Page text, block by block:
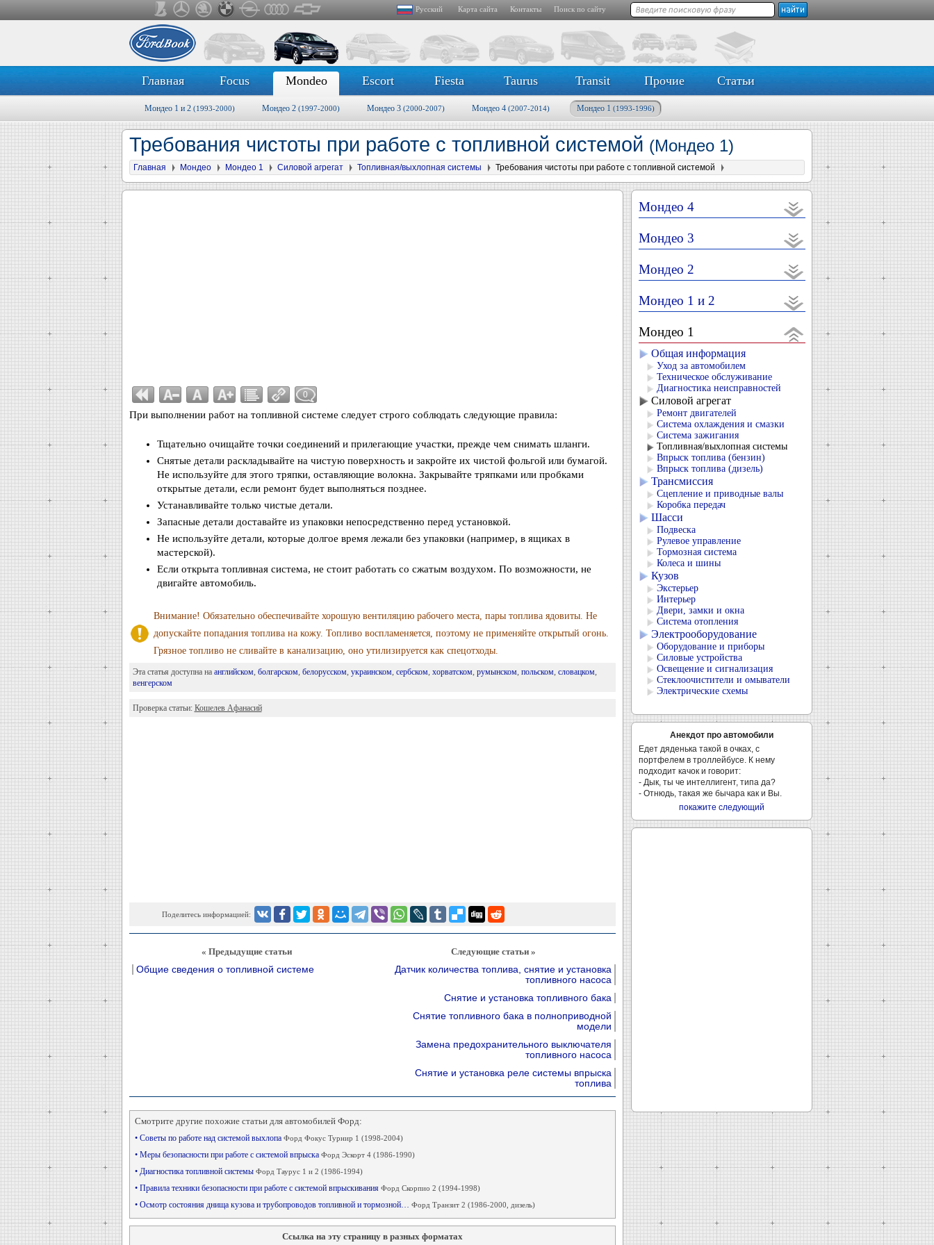
Русский Карта сайта Контакты Поиск по сайту
Главная Focus Mondeo Escort Fiesta Taurus Transit Прочие Статьи
Мондео 1 и 2 (1993-2000) Мондео 2 (1997-2000) Мондео 3 (2000-2007) Мондео 4 (2007-2014) Мондео 1 (1993-1996)
Требования чистоты при работе с топливной системой (Мондео 1)
Главная Мондео Мондео 1 Силовой агрегат Топливная/выхлопная системы Требования чистоты при работе с топливной системой
0
При выполнении работ на топливной системе следует строго соблюдать следующие правила:
Тщательно очищайте точки соединений и прилегающие участки, прежде чем снимать шланги.
Снятые детали раскладывайте на чистую поверхность и закройте их чистой фольгой или бумагой.
Не используйте для этого тряпки, оставляющие волокна. Закрывайте тряпками или пробками
открытые детали, если ремонт будет выполняться позднее.
Устанавливайте только чистые детали.
Запасные детали доставайте из упаковки непосредственно перед установкой.
Не используйте детали, которые долгое время лежали без упаковки (например, в ящиках в
мастерской).
Если открыта топливная система, не стоит работать со сжатым воздухом. По возможности, не
двигайте автомобиль.
Внимание! Обязательно обеспечивайте хорошую вентиляцию рабочего места, пары топлива ядовиты. Не
допускайте попадания топлива на кожу. Топливо воспламеняется, поэтому не применяйте открытый огонь.
Грязное топливо не сливайте в канализацию, оно утилизируется как спецотходы.
Эта статья доступна на английском, болгарском, белорусском, украинском, сербском, хорватском, румынском, польском, словацком,
венгерском
Проверка статьи: Кошелев Афанасий
Поделитесь информацией:
« Предыдущие статьи
Общие сведения о топливной системе
Следующие статьи »
Датчик количества топлива, снятие и установка
топливного насоса
Снятие и установка топливного бака
Снятие топливного бака в полноприводной
модели
Замена предохранительного выключателя
топливного насоса
Снятие и установка реле системы впрыска
топлива
Смотрите другие похожие статьи для автомобилей Форд:
• Советы по работе над системой выхлопа Форд Фокус Турнир 1 (1998-2004)
• Меры безопасности при работе с системой впрыска Форд Эскорт 4 (1986-1990)
• Диагностика топливной системы Форд Таурус 1 и 2 (1986-1994)
• Правила техники безопасности при работе с системой впрыскивания Форд Скорпио 2 (1994-1998)
• Осмотр состояния днища кузова и трубопроводов топливной и тормозной… Форд Транзит 2 (1986-2000, дизель)
Ссылка на эту страницу в разных форматах
Мондео 4
Мондео 3
Мондео 2
Мондео 1 и 2
Мондео 1
Общая информация
Уход за автомобилем
Техническое обслуживание
Диагностика неисправностей
Силовой агрегат
Ремонт двигателей
Система охлаждения и смазки
Система зажигания
Топливная/выхлопная системы
Впрыск топлива (бензин)
Впрыск топлива (дизель)
Трансмиссия
Сцепление и приводные валы
Коробка передач
Шасси
Подвеска
Рулевое управление
Тормозная система
Колеса и шины
Кузов
Экстерьер
Интерьер
Двери, замки и окна
Система отопления
Электрооборудование
Оборудование и приборы
Силовые устройства
Освещение и сигнализация
Стеклоочистители и омыватели
Электрические схемы
Анекдот про автомобили
Едет дяденька такой в очках, с
портфелем в троллейбусе. К нему
подходит качок и говорит:
- Дык, ты че интеллигент, типа да?
- Отнюдь, такая же бычара как и Вы.
покажите следующий